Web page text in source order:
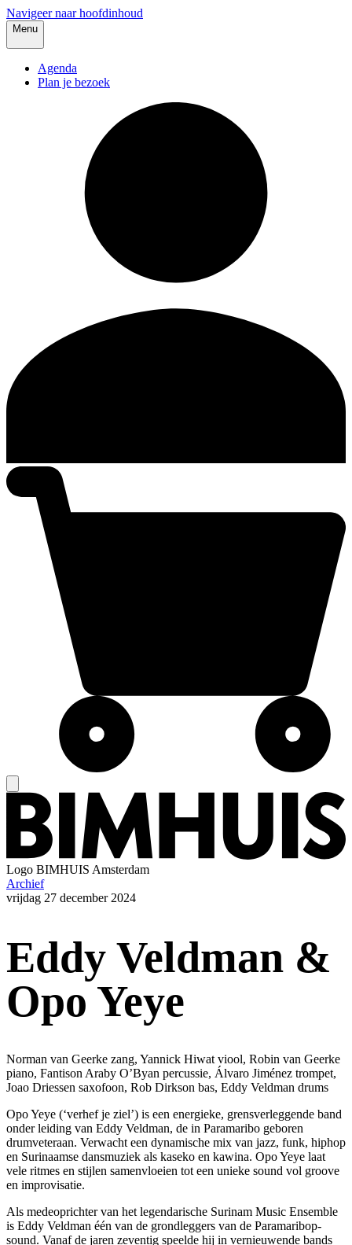
Navigeer naar hoofdinhoud
Menu
Agenda
Plan je bezoek
Logo BIMHUIS Amsterdam
Archief
vrijdag 27 december 2024
Eddy Veldman &
Opo Yeye
Norman van Geerke zang, Yannick Hiwat viool, Robin van Geerke
piano, Fantison Araby O’Byan percussie, Álvaro Jiménez trompet,
Joao Driessen saxofoon, Rob Dirkson bas, Eddy Veldman drums
Opo Yeye (‘verhef je ziel’) is een energieke, grensverleggende band
onder leiding van Eddy Veldman, de in Paramaribo geboren
drumveteraan. Verwacht een dynamische mix van jazz, funk, hiphop
en Surinaamse dansmuziek als kaseko en kawina. Opo Yeye laat
vele ritmes en stijlen samenvloeien tot een unieke sound vol groove
en improvisatie.
Als medeoprichter van het legendarische Surinam Music Ensemble
is Eddy Veldman één van de grondleggers van de Paramaribop-
sound. Vanaf de jaren zeventig speelde hij in vernieuwende bands